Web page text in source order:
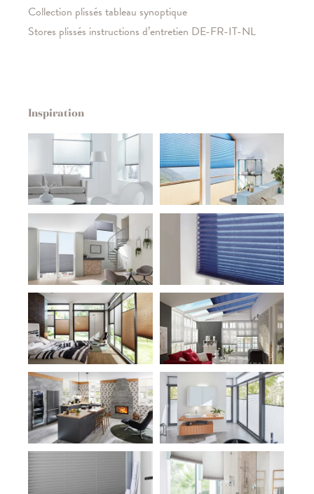
Collection plissés tableau synoptique
Stores plissés instructions d’entretien DE-FR-IT-NL
Inspiration